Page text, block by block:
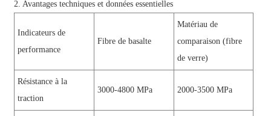
2. Avantages techniques et données essentielles
Indicateurs de
performance
Fibre de basalte
Matériau de
comparaison (fibre
de verre)
Résistance à la
traction
3000-4800 MPa 2000-3500 MPa